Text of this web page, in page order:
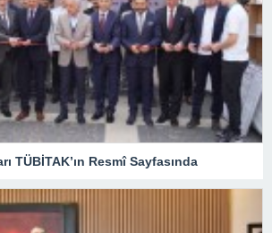
TÜBİTAK’ın Resmî Sayfasında